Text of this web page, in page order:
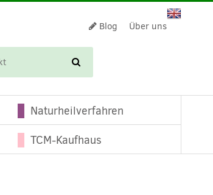
Blog Über uns
Naturheilverfahren
TCM-Kaufhaus